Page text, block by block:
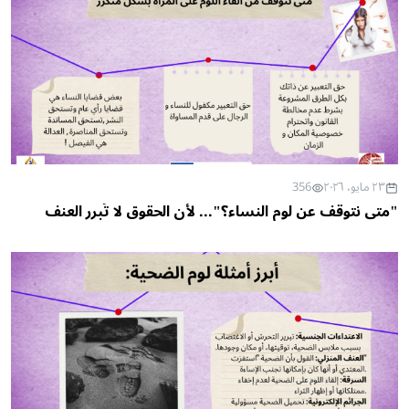
٢٣ مايو، ٢٠٢٦ 356
"متى نتوقف عن لوم النساء؟"... لأن الحقوق لا تُبرر العنف